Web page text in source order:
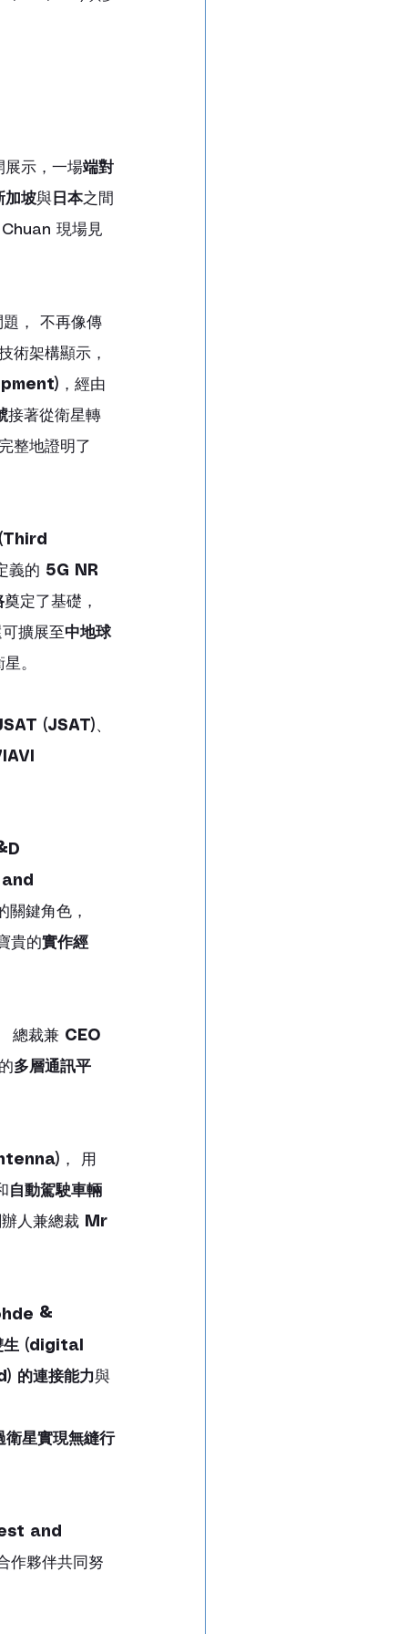
展示，一場端對
加坡與 日本之間
現場見
題， 不再像傳
術架構顯示，
，經由
接著從衛星轉
整地證明了
義的 5G NR
奠定了基礎，
擴展至中地球
星。
(JSAT)、
and
關鍵角色，
貴的實作經
總裁兼 CEO
多層通訊平
， 用
自動駕駛車輛
人兼總裁 Mr
&
生 (digital
的連接能力與
衛星實現無縫行
and
作夥伴共同努